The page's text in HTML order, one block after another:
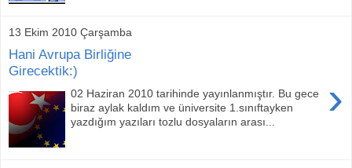
13 Ekim 2010 Çarşamba
Hani Avrupa Birliğine
Girecektik:)
›
02 Haziran 2010 tarihinde yayınlanmıştır. Bu gece
biraz aylak kaldım ve üniversite 1.sınıftayken
yazdığım yazıları tozlu dosyaların arası...